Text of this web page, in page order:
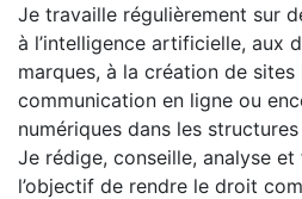
Je travaille régulièrement sur
à l’intelligence artificielle, aux
marques, à la création de sites
communication en ligne ou
numériques dans les
Je rédige, conseille, analyse
l’objectif de rendre le droit